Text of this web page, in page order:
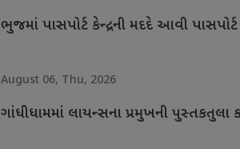
ભુજમાં પાસપોર્ટ કેન્દ્રની મદદે આવી
August 06, Thu, 2026
ગાંધીધામમાં લાયન્સના પ્રમુખની પુસ્તકતુલા